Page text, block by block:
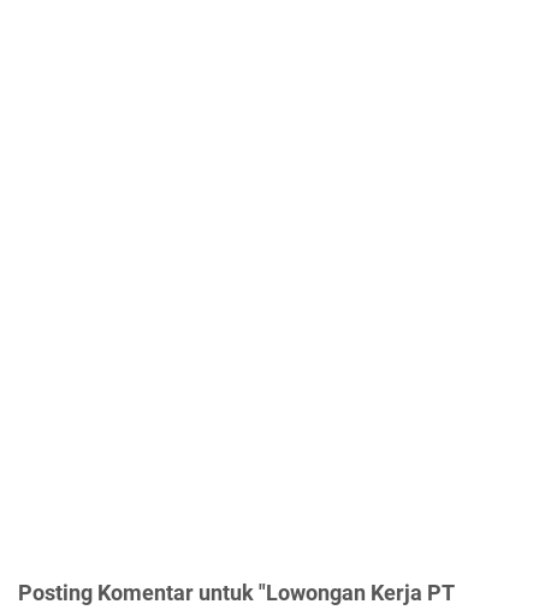
Posting Komentar untuk "Lowongan Kerja PT